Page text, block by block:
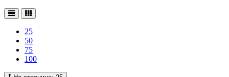
25
50
75
100